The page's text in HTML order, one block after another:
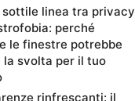
sottile linea tra privacy
perché
le finestre potrebbe
la svolta per il tuo
rinfrescanti: il